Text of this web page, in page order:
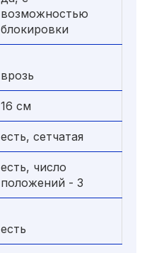
возможностью
блокировки
врозь
16 см
есть, сетчатая
есть, число
положений - 3
есть